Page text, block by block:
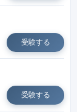
受験する
受験する